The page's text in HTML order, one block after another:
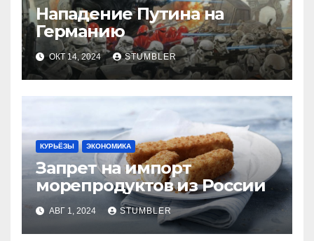
Нападение Путина на
Германию
ОКТ 14, 2024 STUMBLER
КУРЬЁЗЫ ЭКОНОМИКА
Запрет на импорт
морепродуктов из России
АВГ 1, 2024 STUMBLER